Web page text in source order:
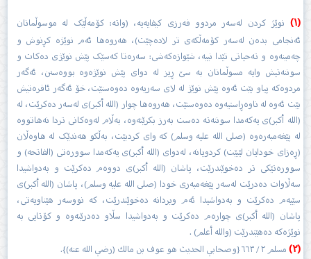
(١)
نوێژ کردن لەسەر مردوو فەرزی کیفایەیە، (واتە: کۆمەڵێک لە موسوڵمانان
ئەنجامی بدەن لەسەر کۆمەڵکەی تر لادەچێت)، ھەروەھا ئەم نوێژە کڕنوش و
چەمینەوە و تەحیاتی تێدا نییە، شێوازەکەشی: سەرەتا کەسێک پێش نوێژی دەکات و
سوننەتیش وایە مسوڵمانان بە سێ ڕیز لە دوای پێش نوێژەوە بووەستن، ئەگەر
مردوەکە پیاو بێت ئەوە پێش نوێژ لە لای سەریەوە دەوەستێت، خۆ ئەگەر ئافرەتیش
بێت ئەوە لە ناوەڕاستیەوە دەوەستێت، ھەروەھا چوار (الله أكبر)ی لەسەر دەکرێت، لە
(الله أكبر)ی یەکەمدا سوننەتە دەست بەرز بکرێتەوە، بەڵام لەوەکانی تردا نەھاتووە
لە پێغەمبەرەوە (صلى الله عليە وسلم) کە وای کردبێت، بەڵکو ھەندێک لە ھاوەڵان
(ڕەزای خودایان لێبێت) کردویانە، لەدوای (الله أكبر)ی یەکەمدا سوورەتی (الفاتحە) و
سوورەتێکی تر دەخوێندرێت، پاشان (الله أكبر)ی دووەم دەکرێت و بەدواشیدا
سەڵاوات دەدرێت لەسەر پێغەمبەری خودا (صلى الله عليە وسلم)، پاشان (الله أكبر)ی
سێیەم دەکرێت و بەدواشیدا ئەم ویردانە دەخوێندرێت، کە نووسەر ھێناویەتی،
پاشان (الله أكبر)ی چوارەم دەکرێت و بەدواشیدا سڵاو دەدرێتەوە و کۆتایی بە
نوێژەکە دەھێندرێت (والله أعلم) .
(٢) مسلم ٢ / ٦٦٣ {وصحابي الحديث هو عوف بن مالك (رضي الله عنه)}.